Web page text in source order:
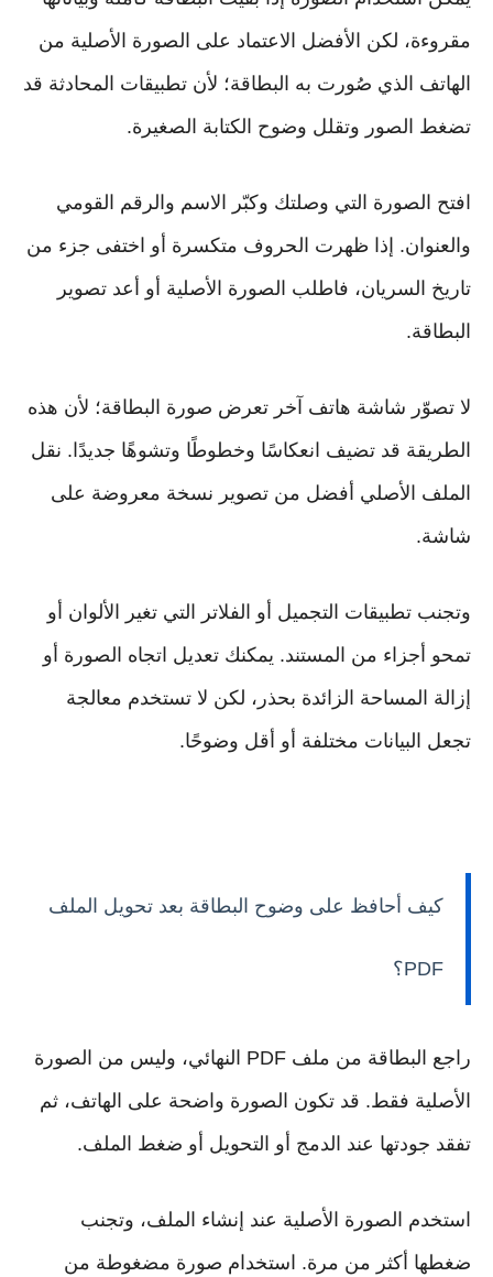
مقروءة، لكن الأفضل الاعتماد على الصورة الأصلية من
الهاتف الذي صُورت به البطاقة؛ لأن تطبيقات المحادثة قد
تضغط الصور وتقلل وضوح الكتابة الصغيرة.
افتح الصورة التي وصلتك وكبّر الاسم والرقم القومي
والعنوان. إذا ظهرت الحروف متكسرة أو اختفى جزء من
تاريخ السريان، فاطلب الصورة الأصلية أو أعد تصوير
البطاقة.
لا تصوّر شاشة هاتف آخر تعرض صورة البطاقة؛ لأن هذه
الطريقة قد تضيف انعكاسًا وخطوطًا وتشوهًا جديدًا. نقل
الملف الأصلي أفضل من تصوير نسخة معروضة على
شاشة.
وتجنب تطبيقات التجميل أو الفلاتر التي تغير الألوان أو
تمحو أجزاء من المستند. يمكنك تعديل اتجاه الصورة أو
إزالة المساحة الزائدة بحذر، لكن لا تستخدم معالجة
تجعل البيانات مختلفة أو أقل وضوحًا.
كيف أحافظ على وضوح البطاقة بعد تحويل الملف
PDF؟
راجع البطاقة من ملف PDF النهائي، وليس من الصورة
الأصلية فقط. قد تكون الصورة واضحة على الهاتف، ثم
تفقد جودتها عند الدمج أو التحويل أو ضغط الملف.
استخدم الصورة الأصلية عند إنشاء الملف، وتجنب
ضغطها أكثر من مرة. استخدام صورة مضغوطة من